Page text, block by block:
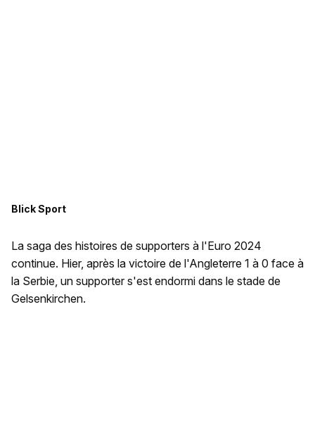
Blick Sport
La saga des histoires de supporters à l'Euro 2024
continue. Hier, après la victoire de l'Angleterre 1 à 0 face à
la Serbie, un supporter s'est endormi dans le stade de
Gelsenkirchen.